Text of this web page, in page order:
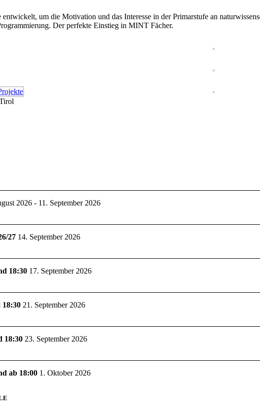
um die Motivation und das Interesse in der Primarstufe an
Der perfekte Einstieg in MINT Fächer.
2026 - 11. September 2026
27 14. September 2026
18:30 17. September 2026
18:30 21. September 2026
18:30 23. September 2026
ab 18:00 1. Oktober 2026